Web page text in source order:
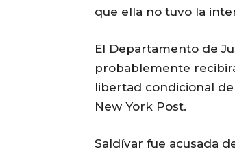
que ella no tuvo la
El Departamento de
probablemente
libertad condicional
New York Post.
Saldívar fue acusada